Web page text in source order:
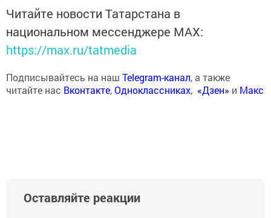
Читайте новости Татарстана в
национальном мессенджере MАХ:
https://max.ru/tatmedia
Подписывайтесь на наш Telegram-канал, а также
читайте нас Вконтакте,Одноклассниках, «Дзен» и Макс
Оставляйте реакции